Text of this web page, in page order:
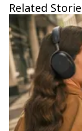
Related